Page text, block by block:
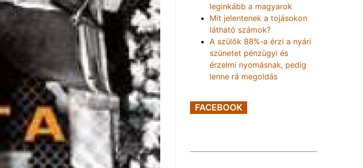
leginkább a magyarok
Mit jelentenek a tojásokon
látható számok?
A szülők 88%-a érzi a nyári
szünetet pénzügyi és
érzelmi nyomásnak, pedig
lenne rá megoldás
FACEBOOK